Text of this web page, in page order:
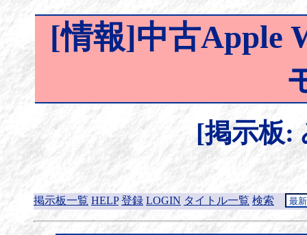
[情報]中古Apple
[掲示板:
掲示板一覧 HELP 登録 LOGIN タイトル一覧 検索